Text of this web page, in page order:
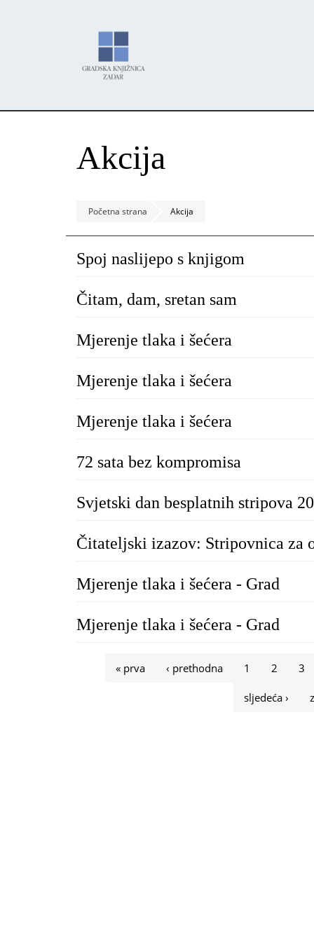
Akcija
Početna strana Akcija
Spoj naslijepo s knjigom
Čitam, dam, sretan sam
Mjerenje tlaka i šećera
Mjerenje tlaka i šećera
Mjerenje tlaka i šećera
72 sata bez kompromisa
Svjetski dan besplatnih stripova
Čitateljski izazov: Stripovnica za
Mjerenje tlaka i šećera - Grad
Mjerenje tlaka i šećera - Grad
Stranice
« prva ‹ prethodna 1 2 3
sljedeća ›